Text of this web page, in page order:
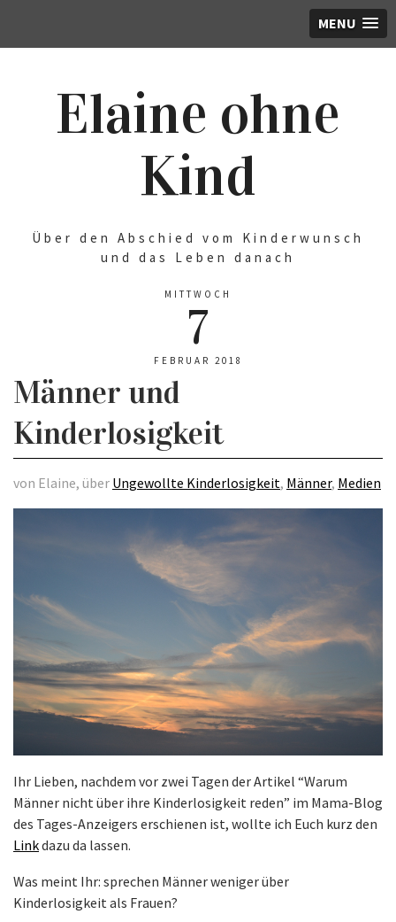
MENU
Elaine ohne
Kind
Über den Abschied vom Kinderwunsch
und das Leben danach
MITTWOCH
7
FEBRUAR 2018
Männer und
Kinderlosigkeit
von Elaine, über Ungewollte Kinderlosigkeit, Männer, Medien
Ihr Lieben, nachdem vor zwei Tagen der Artikel “Warum
Männer nicht über ihre Kinderlosigkeit reden” im Mama-Blog
des Tages-Anzeigers erschienen ist, wollte ich Euch kurz den
Linkdazu da lassen.
Was meint Ihr: sprechen Männer weniger über
Kinderlosigkeit als Frauen?